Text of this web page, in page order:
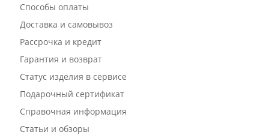
Способы оплаты
Доставка и самовывоз
Рассрочка и кредит
Гарантия и возврат
Статус изделия в сервисе
Подарочный сертификат
Справочная информация
Статьи и обзоры